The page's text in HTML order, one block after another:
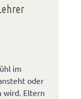
im
oder
wird. Eltern